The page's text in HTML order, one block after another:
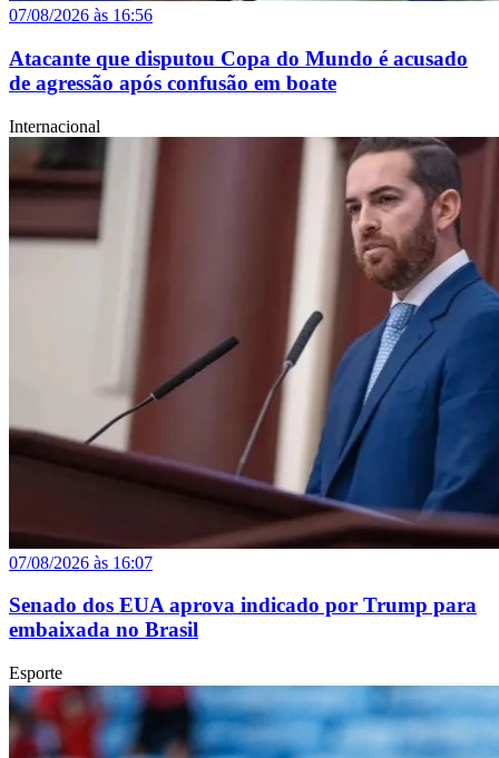
07/08/2026 às 16:56
Atacante que disputou Copa do Mundo é acusado
de agressão após confusão em boate
Internacional
07/08/2026 às 16:07
Senado dos EUA aprova indicado por Trump para
embaixada no Brasil
Esporte